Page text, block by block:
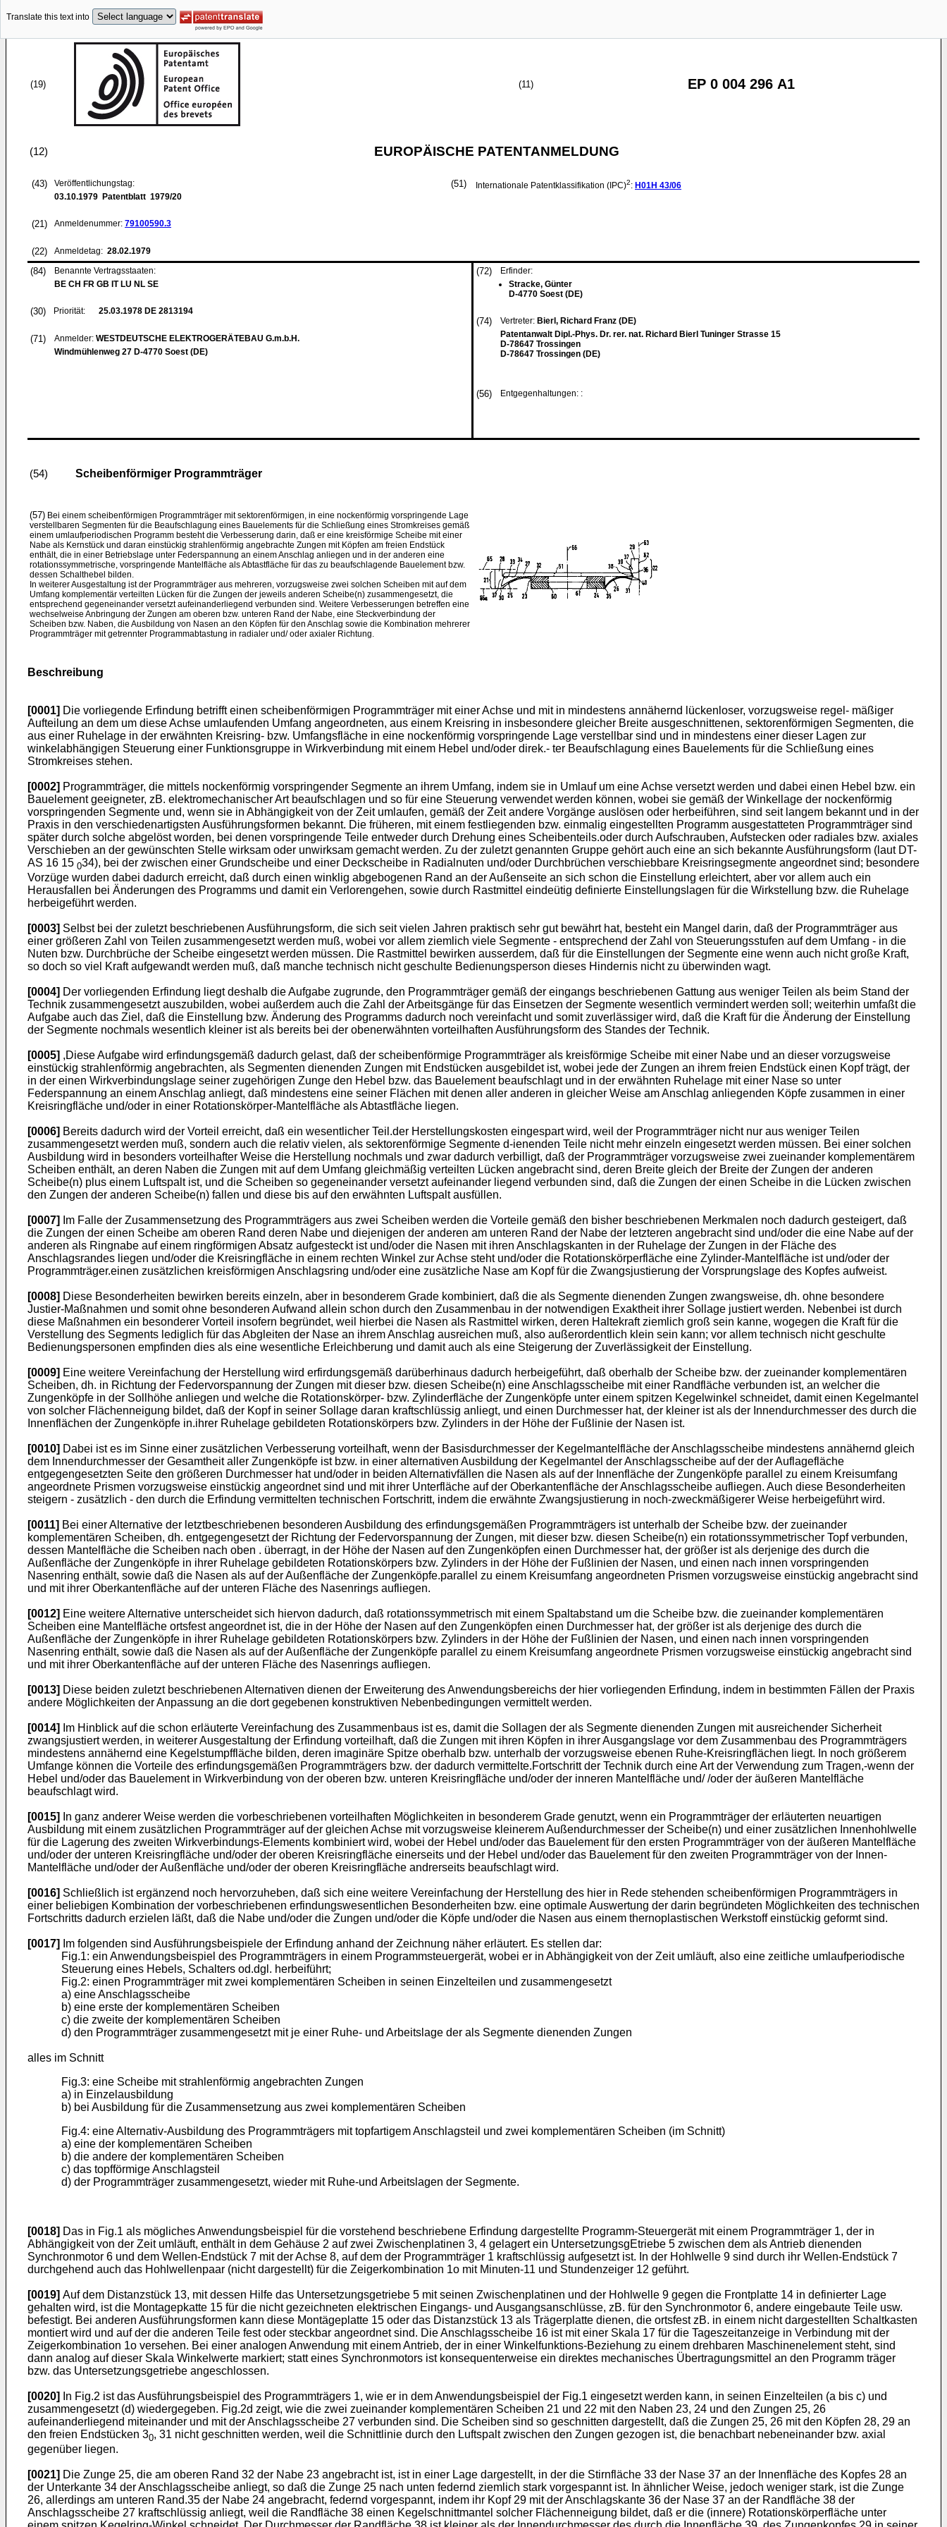
Translate this text into
(19) (11) EP 0 004 296 A1
(12) EUROPÄISCHE PATENTANMELDUNG
(43)
Veröffentlichungstag:
03.10.1979 Patentblatt 1979/20
(21) Anmeldenummer: 79100590.3
(22) Anmeldetag: 28.02.1979
(51) Internationale Patentklassifikation (IPC)2: H01H 43/06
(84)
Benannte Vertragsstaaten:
BE CH FR GB IT LU NL SE
(30) Priorität: 25.03.1978 DE 2813194
(71) Anmelder: WESTDEUTSCHE ELEKTROGERÄTEBAU G.m.b.H.
Windmühlenweg 27 D-4770 Soest (DE)
(72)
Erfinder:
Stracke, Günter
D-4770 Soest (DE)
(74) Vertreter: Bierl, Richard Franz (DE)
Patentanwalt Dipl.-Phys. Dr. rer. nat. Richard Bierl Tuninger Strasse 15
D-78647 Trossingen
D-78647 Trossingen (DE)
(56) Entgegenhaltungen: :
(54) Scheibenförmiger Programmträger
(57) Bei einem scheibenförmigen Programmträger mit sektorenförmigen, in eine nockenförmig vorspringende Lage
verstellbaren Segmenten für die Beaufschlagung eines Bauelements für die Schließung eines Stromkreises gemäß
einem umlaufperiodischen Programm besteht die Verbesserung darin, daß er eine kreisförmige Scheibe mit einer
Nabe als Kernstück und daran einstückig strahlenförmig angebrachte Zungen mit Köpfen am freien Endstück
enthält, die in einer Betriebslage unter Federspannung an einem Anschlag anliegen und in der anderen eine
rotationssymmetrische, vorspringende Mantelfläche als Abtastfläche für das zu beaufschlagende Bauelement bzw.
dessen Schalthebel bilden.
In weiterer Ausgestaltung ist der Programmträger aus mehreren, vorzugsweise zwei solchen Scheiben mit auf dem
Umfang komplementär verteilten Lücken für die Zungen der jeweils anderen Scheibe(n) zusammengesetzt, die
entsprechend gegeneinander versetzt aufeinanderliegend verbunden sind. Weitere Verbesserungen betreffen eine
wechselweise Anbringung der Zungen am oberen bzw. unteren Rand der Nabe, eine Steckverbindung der
Scheiben bzw. Naben, die Ausbildung von Nasen an den Köpfen für den Anschlag sowie die Kombination mehrerer
Programmträger mit getrennter Programmabtastung in radialer und/ oder axialer Richtung.
Beschreibung
[0001] Die vorliegende Erfindung betrifft einen scheibenförmigen Programmträger mit einer Achse und mit in mindestens annähernd lückenloser, vorzugsweise regel- mäßiger
Aufteilung an dem um diese Achse umlaufenden Umfang angeordneten, aus einem Kreisring in insbesondere gleicher Breite ausgeschnittenen, sektorenförmigen Segmenten, die
aus einer Ruhelage in der erwähnten Kreisring- bzw. Umfangsfläche in eine nockenförmig vorspringende Lage verstellbar sind und in mindestens einer dieser Lagen zur
winkelabhängigen Steuerung einer Funktionsgruppe in Wirkverbindung mit einem Hebel und/oder direk.- ter Beaufschlagung eines Bauelements für die Schließung eines
Stromkreises stehen.
[0002] Programmträger, die mittels nockenförmig vorspringender Segmente an ihrem Umfang, indem sie in Umlauf um eine Achse versetzt werden und dabei einen Hebel bzw. ein
Bauelement geeigneter, zB. elektromechanischer Art beaufschlagen und so für eine Steuerung verwendet werden können, wobei sie gemäß der Winkellage der nockenförmig
vorspringenden Segmente und, wenn sie in Abhängigkeit von der Zeit umlaufen, gemäß der Zeit andere Vorgänge auslösen oder herbeiführen, sind seit langem bekannt und in der
Praxis in den verschiedenartigsten Ausführungsformen bekannt. Die früheren, mit einem festliegenden bzw. einmalig eingestellten Programm ausgestatteten Programmträger sind
später durch solche abgelöst worden, bei denen vorspringende Teile entweder durch Drehung eines Scheibenteils.oder durch Aufschrauben, Aufstecken oder radiales bzw. axiales
Verschieben an der gewünschten Stelle wirksam oder unwirksam gemacht werden. Zu der zuletzt genannten Gruppe gehört auch eine an sich bekannte Ausführungsform (laut DT-
AS 16 15 034), bei der zwischen einer Grundscheibe und einer Deckscheibe in Radialnuten und/oder Durchbrüchen verschiebbare Kreisringsegmente angeordnet sind; besondere
Vorzüge wurden dabei dadurch erreicht, daß durch einen winklig abgebogenen Rand an der Außenseite an sich schon die Einstellung erleichtert, aber vor allem auch ein
Herausfallen bei Änderungen des Programms und damit ein Verlorengehen, sowie durch Rastmittel eindeütig definierte Einstellungslagen für die Wirkstellung bzw. die Ruhelage
herbeigeführt werden.
[0003] Selbst bei der zuletzt beschriebenen Ausführungsform, die sich seit vielen Jahren praktisch sehr gut bewährt hat, besteht ein Mangel darin, daß der Programmträger aus
einer größeren Zahl von Teilen zusammengesetzt werden muß, wobei vor allem ziemlich viele Segmente - entsprechend der Zahl von Steuerungsstufen auf dem Umfang - in die
Nuten bzw. Durchbrüche der Scheibe eingesetzt werden müssen. Die Rastmittel bewirken ausserdem, daß für die Einstellungen der Segmente eine wenn auch nicht große Kraft,
so doch so viel Kraft aufgewandt werden muß, daß manche technisch nicht geschulte Bedienungsperson dieses Hindernis nicht zu überwinden wagt.
[0004] Der vorliegenden Erfindung liegt deshalb die Aufgabe zugrunde, den Programmträger gemäß der eingangs beschriebenen Gattung aus weniger Teilen als beim Stand der
Technik zusammengesetzt auszubilden, wobei außerdem auch die Zahl der Arbeitsgänge für das Einsetzen der Segmente wesentlich vermindert werden soll; weiterhin umfaßt die
Aufgabe auch das Ziel, daß die Einstellung bzw. Änderung des Programms dadurch noch vereinfacht und somit zuverlässiger wird, daß die Kraft für die Änderung der Einstellung
der Segmente nochmals wesentlich kleiner ist als bereits bei der obenerwähnten vorteilhaften Ausführungsform des Standes der Technik.
[0005] ,Diese Aufgabe wird erfindungsgemäß dadurch gelast, daß der scheibenförmige Programmträger als kreisförmige Scheibe mit einer Nabe und an dieser vorzugsweise
einstückig strahlenförmig angebrachten, als Segmenten dienenden Zungen mit Endstücken ausgebildet ist, wobei jede der Zungen an ihrem freien Endstück einen Kopf trägt, der
in der einen Wirkverbindungslage seiner zugehörigen Zunge den Hebel bzw. das Bauelement beaufschlagt und in der erwähnten Ruhelage mit einer Nase so unter
Federspannung an einem Anschlag anliegt, daß mindestens eine seiner Flächen mit denen aller anderen in gleicher Weise am Anschlag anliegenden Köpfe zusammen in einer
Kreisringfläche und/oder in einer Rotationskörper-Mantelfläche als Abtastfläche liegen.
[0006] Bereits dadurch wird der Vorteil erreicht, daß ein wesentlicher Teil.der Herstellungskosten eingespart wird, weil der Programmträger nicht nur aus weniger Teilen
zusammengesetzt werden muß, sondern auch die relativ vielen, als sektorenförmige Segmente d-ienenden Teile nicht mehr einzeln eingesetzt werden müssen. Bei einer solchen
Ausbildung wird in besonders vorteilhafter Weise die Herstellung nochmals und zwar dadurch verbilligt, daß der Programmträger vorzugsweise zwei zueinander komplementärem
Scheiben enthält, an deren Naben die Zungen mit auf dem Umfang gleichmäßig verteilten Lücken angebracht sind, deren Breite gleich der Breite der Zungen der anderen
Scheibe(n) plus einem Luftspalt ist, und die Scheiben so gegeneinander versetzt aufeinander liegend verbunden sind, daß die Zungen der einen Scheibe in die Lücken zwischen
den Zungen der anderen Scheibe(n) fallen und diese bis auf den erwähnten Luftspalt ausfüllen.
[0007]
Im Falle der Zusammensetzung des Programmträgers aus zwei Scheiben werden die Vorteile gemäß den bisher beschriebenen Merkmalen noch dadurch gesteigert, daß
die Zungen der einen Scheibe am oberen Rand deren Nabe und diejenigen der anderen am unteren Rand der Nabe der letzteren angebracht sind und/oder die eine Nabe auf der
anderen als Ringnabe auf einem ringförmigen Absatz aufgesteckt ist und/oder die Nasen mit ihren Anschlagskanten in der Ruhelage der Zungen in der Fläche des
Anschlagsrandes liegen und/oder die Kreisringfläche in einem rechten Winkel zur Achse steht und/oder die Rotationskörperfläche eine Zylinder-Mantelfläche ist und/oder der
Programmträger.einen zusätzlichen kreisförmigen Anschlagsring und/oder eine zusätzliche Nase am Kopf für die Zwangsjustierung der Vorsprungslage des Kopfes aufweist.
[0008] Diese Besonderheiten bewirken bereits einzeln, aber in besonderem Grade kombiniert, daß die als Segmente dienenden Zungen zwangsweise, dh. ohne besondere
Justier-Maßnahmen und somit ohne besonderen Aufwand allein schon durch den Zusammenbau in der notwendigen Exaktheit ihrer Sollage justiert werden. Nebenbei ist durch
diese Maßnahmen ein besonderer Vorteil insofern begründet, weil hierbei die Nasen als Rastmittel wirken, deren Haltekraft ziemlich groß sein kanne, wogegen die Kraft für die
Verstellung des Segments lediglich für das Abgleiten der Nase an ihrem Anschlag ausreichen muß, also außerordentlich klein sein kann; vor allem technisch nicht geschulte
Bedienungspersonen empfinden dies als eine wesentliche Erleichberung und damit auch als eine Steigerung der Zuverlässigkeit der Einstellung.
[0009] Eine weitere Vereinfachung der Herstellung wird erfirdungsgemäß darüberhinaus dadurch herbeigeführt, daß oberhalb der Scheibe bzw. der zueinander komplementären
Scheiben, dh. in Richtung der Federvorspannung der Zungen mit dieser bzw. diesen Scheibe(n) eine Anschlagsscheibe mit einer Randfläche verbunden ist, an welcher die
Zungenköpfe in der Sollhöhe anliegen und welche die Rotationskörper- bzw. Zylinderfläche der Zungenköpfe unter einem spitzen Kegelwinkel schneidet, damit einen Kegelmantel
von solcher Flächenneigung bildet, daß der Kopf in seiner Sollage daran kraftschlüssig anliegt, und einen Durchmesser hat, der kleiner ist als der Innendurchmesser des durch die
Innenflächen der Zungenköpfe in.ihrer Ruhelage gebildeten Rotationskörpers bzw. Zylinders in der Höhe der Fußlinie der Nasen ist.
[0010] Dabei ist es im Sinne einer zusätzlichen Verbesserung vorteilhaft, wenn der Basisdurchmesser der Kegelmantelfläche der Anschlagsscheibe mindestens annähernd gleich
dem Innendurchmesser der Gesamtheit aller Zungenköpfe ist bzw. in einer alternativen Ausbildung der Kegelmantel der Anschlagsscheibe auf der der Auflagefläche
entgegengesetzten Seite den größeren Durchmesser hat und/oder in beiden Alternativfällen die Nasen als auf der Innenfläche der Zungenköpfe parallel zu einem Kreisumfang
angeordnete Prismen vorzugsweise einstückig angeordnet sind und mit ihrer Unterfläche auf der Oberkantenfläche der Anschlagsscheibe aufliegen. Auch diese Besonderheiten
steigern - zusätzlich - den durch die Erfindung vermittelten technischen Fortschritt, indem die erwähnte Zwangsjustierung in noch-zweckmäßigerer Weise herbeigeführt wird.
[0011] Bei einer Alternative der letztbeschriebenen besonderen Ausbildung des erfindungsgemäßen Programmträgers ist unterhalb der Scheibe bzw. der zueinander
komplementären Scheiben, dh. entgegengesetzt der Richtung der Federvorspannung der Zungen, mit dieser bzw. diesen Scheibe(n) ein rotationssymmetrischer Topf verbunden,
dessen Mantelfläche die Scheiben nach oben . überragt, in der Höhe der Nasen auf den Zungenköpfen einen Durchmesser hat, der größer ist als derjenige des durch die
Außenfläche der Zungenköpfe in ihrer Ruhelage gebildeten Rotationskörpers bzw. Zylinders in der Höhe der Fußlinien der Nasen, und einen nach innen vorspringenden
Nasenring enthält, sowie daß die Nasen als auf der Außenfläche der Zungenköpfe.parallel zu einem Kreisumfang angeordneten Prismen vorzugsweise einstückig angebracht sind
und mit ihrer Oberkantenfläche auf der unteren Fläche des Nasenrings aufliegen.
[0012] Eine weitere Alternative unterscheidet sich hiervon dadurch, daß rotationssymmetrisch mit einem Spaltabstand um die Scheibe bzw. die zueinander komplementären
Scheiben eine Mantelfläche ortsfest angeordnet ist, die in der Höhe der Nasen auf den Zungenköpfen einen Durchmesser hat, der größer ist als derjenige des durch die
Außenfläche der Zungenköpfe in ihrer Ruhelage gebildeten Rotationskörpers bzw. Zylinders in der Höhe der Fußlinien der Nasen, und einen nach innen vorspringenden
Nasenring enthält, sowie daß die Nasen als auf der Außenfläche der Zungenköpfe parallel zu einem Kreisumfang angeordnete Prismen vorzugsweise einstückig angebracht sind
und mit ihrer Oberkantenfläche auf der unteren Fläche des Nasenrings aufliegen.
[0013] Diese beiden zuletzt beschriebenen Alternativen dienen der Erweiterung des Anwendungsbereichs der hier vorliegenden Erfindung, indem in bestimmten Fällen der Praxis
andere Möglichkeiten der Anpassung an die dort gegebenen konstruktiven Nebenbedingungen vermittelt werden.
[0014]
Im Hinblick auf die schon erläuterte Vereinfachung des Zusammenbaus ist es, damit die Sollagen der als Segmente dienenden Zungen mit ausreichender Sicherheit
zwangsjustiert werden, in weiterer Ausgestaltung der Erfindung vorteilhaft, daß die Zungen mit ihren Köpfen in ihrer Ausgangslage vor dem Zusammenbau des Programmträgers
mindestens annähernd eine Kegelstumpffläche bilden, deren imaginäre Spitze oberhalb bzw. unterhalb der vorzugsweise ebenen Ruhe-Kreisringflächen liegt. In noch größerem
Umfange können die Vorteile des erfindungsgemäßen Programmträgers bzw. der dadurch vermittelte.Fortschritt der Technik durch eine Art der Verwendung zum Tragen,-wenn der
Hebel und/oder das Bauelement in Wirkverbindung von der oberen bzw. unteren Kreisringfläche und/oder der inneren Mantelfläche und/ /oder der äußeren Mantelfläche
beaufschlagt wird.
[0015]
In ganz anderer Weise werden die vorbeschriebenen vorteilhaften Möglichkeiten in besonderem Grade genutzt, wenn ein Programmträger der erläuterten neuartigen
Ausbildung mit einem zusätzlichen Programmträger auf der gleichen Achse mit vorzugsweise kleinerem Außendurchmesser der Scheibe(n) und einer zusätzlichen Innenhohlwelle
für die Lagerung des zweiten Wirkverbindungs-Elements kombiniert wird, wobei der Hebel und/oder das Bauelement für den ersten Programmträger von der äußeren Mantelfläche
und/oder der unteren Kreisringfläche und/oder der oberen Kreisringfläche einerseits und der Hebel und/oder das Bauelement für den zweiten Programmträger von der Innen-
Mantelfläche und/oder der Außenfläche und/oder der oberen Kreisringfläche andrerseits beaufschlagt wird.
[0016] Schließlich ist ergänzend noch hervorzuheben, daß sich eine weitere Vereinfachung der Herstellung des hier in Rede stehenden scheibenförmigen Programmträgers in
einer beliebigen Kombination der vorbeschriebenen erfindungswesentlichen Besonderheiten bzw. eine optimale Auswertung der darin begründeten Möglichkeiten des technischen
Fortschritts dadurch erzielen läßt, daß die Nabe und/oder die Zungen und/oder die Köpfe und/oder die Nasen aus einem thernoplastischen Werkstoff einstückig geformt sind.
[0017]
Im folgenden sind Ausführungsbeispiele der Erfindung anhand der Zeichnung näher erläutert. Es stellen dar:
Fig.1: ein Anwendungsbeispiel des Programmträgers in einem Programmsteuergerät, wobei er in Abhängigkeit von der Zeit umläuft, also eine zeitliche umlaufperiodische
Steuerung eines Hebels, Schalters od.dgl. herbeiführt;
Fig.2: einen Programmträger mit zwei komplementären Scheiben in seinen Einzelteilen und zusammengesetzt
a) eine Anschlagsscheibe
b) eine erste der komplementären Scheiben
c) die zweite der komplementären Scheiben
d) den Programmträger zusammengesetzt mit je einer Ruhe- und Arbeitslage der als Segmente dienenden Zungen
alles im Schnitt
Fig.3: eine Scheibe mit strahlenförmig angebrachten Zungen
a) in Einzelausbildung
b) bei Ausbildung für die Zusammensetzung aus zwei komplementären Scheiben
Fig.4: eine Alternativ-Ausbildung des Programmträgers mit topfartigem Anschlagsteil und zwei komplementären Scheiben (im Schnitt)
a) eine der komplementären Scheiben
b) die andere der komplementären Scheiben
c) das topfförmige Anschlagsteil
d) der Programmträger zusammengesetzt, wieder mit Ruhe-und Arbeitslagen der Segmente.
[0018] Das in Fig.1 als mögliches Anwendungsbeispiel für die vorstehend beschriebene Erfindung dargestellte Programm-Steuergerät mit einem Programmträger 1, der in
Abhängigkeit von der Zeit umläuft, enthält in dem Gehäuse 2 auf zwei Zwischenplatinen 3, 4 gelagert ein UntersetzungsgEtriebe 5 zwischen dem als Antrieb dienenden
Synchronmotor 6 und dem Wellen-Endstück 7 mit der Achse 8, auf dem der Programmträger 1 kraftschlüssig aufgesetzt ist. In der Hohlwelle 9 sind durch ihr Wellen-Endstück 7
durchgehend auch das Hohlwellenpaar (nicht dargestellt) für die Zeigerkombination 1o mit Minuten-11 und Stundenzeiger 12 geführt.
[0019] Auf dem Distanzstück 13, mit dessen Hilfe das Untersetzungsgetriebe 5 mit seinen Zwischenplatinen und der Hohlwelle 9 gegen die Frontplatte 14 in definierter Lage
gehalten wird, ist die Montagepkatte 15 für die nicht gezeichneten elektrischen Eingangs- und Ausgangsanschlüsse, zB. für den Synchronmotor 6, andere eingebaute Teile usw.
befestigt. Bei anderen Ausführungsformen kann diese Montägeplatte 15 oder das Distanzstück 13 als Trägerplatte dienen, die ortsfest zB. in einem nicht dargestellten Schaltkasten
montiert wird und auf der die anderen Teile fest oder steckbar angeordnet sind. Die Anschlagsscheibe 16 ist mit einer Skala 17 für die Tageszeitanzeige in Verbindung mit der
Zeigerkombination 1o versehen. Bei einer analogen Anwendung mit einem Antrieb, der in einer Winkelfunktions-Beziehung zu einem drehbaren Maschinenelement steht, sind
dann analog auf dieser Skala Winkelwerte markiert; statt eines Synchronmotors ist konsequenterweise ein direktes mechanisches Übertragungsmittel an den Programm träger
bzw. das Untersetzungsgetriebe angeschlossen.
[0020]
In Fig.2 ist das Ausführungsbeispiel des Programmträgers 1, wie er in dem Anwendungsbeispiel der Fig.1 eingesetzt werden kann, in seinen Einzelteilen (a bis c) und
zusammengesetzt (d) wiedergegeben. Fig.2d zeigt, wie die zwei zueinander komplementären Scheiben 21 und 22 mit den Naben 23, 24 und den Zungen 25, 26
aufeinanderliegend miteinander und mit der Anschlagsscheibe 27 verbunden sind. Die Scheiben sind so geschnitten dargestellt, daß die Zungen 25, 26 mit den Köpfen 28, 29 an
den freien Endstücken 30, 31 nicht geschnitten werden, weil die Schnittlinie durch den Luftspalt zwischen den Zungen gezogen ist, die benachbart nebeneinander bzw. axial
gegenüber liegen.
[0021] Die Zunge 25, die am oberen Rand 32 der Nabe 23 angebracht ist, ist in einer Lage dargestellt, in der die Stirnfläche 33 der Nase 37 an der Innenfläche des Kopfes 28 an
der Unterkante 34 der Anschlagsscheibe anliegt, so daß die Zunge 25 nach unten federnd ziemlich stark vorgespannt ist. In ähnlicher Weise, jedoch weniger stark, ist die Zunge
26, allerdings am unteren Rand.35 der Nabe 24 angebracht, federnd vorgespannt, indem ihr Kopf 29 mit der Anschlagskante 36 der Nase 37 an der Randfläche 38 der
Anschlagsscheibe 27 kraftschlüssig anliegt, weil die Randfläche 38 einen Kegelschnittmantel solcher Flächenneigung bildet, daß er die (innere) Rotationskörperfläche unter